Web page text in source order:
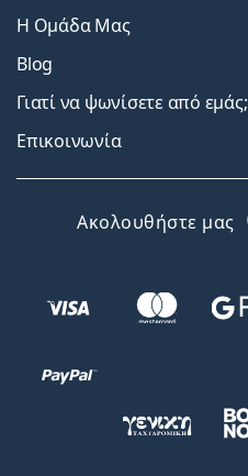
Η Ομάδα Μας
Blog
Γιατί να ψωνίσετε από εμάς;
Επικοινωνία
Ακολουθήστε μας